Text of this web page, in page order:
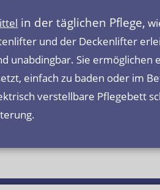
in der täglichen Pflege,
und der Deckenlifter
unabdingbar. Sie ermöglichen
einfach zu baden oder im
verstellbare Pflegebett